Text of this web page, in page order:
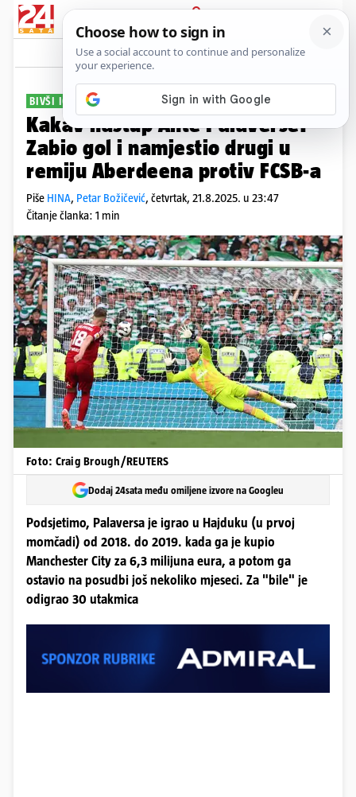
PRIJAVA
Sport Komentari
BIVŠI IGRAČ HAJDUKA
Kakav nastup Ante Palaverse!
Zabio gol i namjestio drugi u
remiju Aberdeena protiv FCSB-a
Piše HINA, Petar Božičević, četvrtak, 21.8.2025. u 23:47
Čitanje članka: 1 min
Foto: Craig Brough/REUTERS
Dodaj 24sata među omiljene izvore na Googleu
Podsjetimo, Palaversa je igrao u Hajduku (u prvoj
momčadi) od 2018. do 2019. kada ga je kupio
Manchester City za 6,3 milijuna eura, a potom ga
ostavio na posudbi još nekoliko mjeseci. Za "bile" je
odigrao 30 utakmica